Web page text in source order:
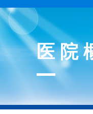
医院